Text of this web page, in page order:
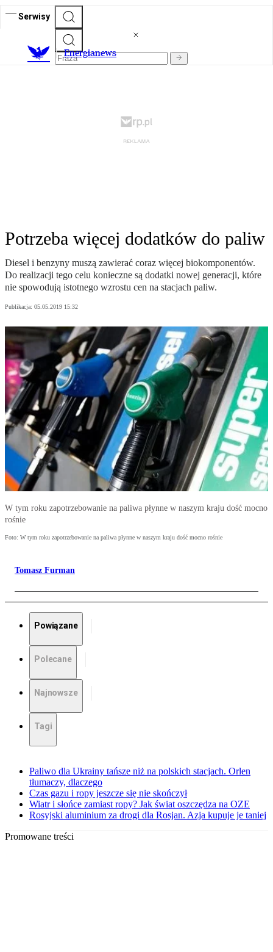
Serwisy
Energianews
Potrzeba więcej dodatków do paliw
Diesel i benzyny muszą zawierać coraz więcej biokomponentów.
Do realizacji tego celu konieczne są dodatki nowej generacji, które
nie spowodują istotnego wzrostu cen na stacjach paliw.
Publikacja: 05.05.2019 15:32
W tym roku zapotrzebowanie na paliwa płynne w naszym kraju dość mocno
rośnie
Foto: W tym roku zapotrzebowanie na paliwa płynne w naszym kraju dość mocno rośnie
Tomasz Furman
Powiązane
Polecane
Najnowsze
Tagi
Paliwo dla Ukrainy tańsze niż na polskich stacjach. Orlen
tłumaczy, dlaczego
Czas gazu i ropy jeszcze się nie skończył
Wiatr i słońce zamiast ropy? Jak świat oszczędza na OZE
Rosyjski aluminium za drogi dla Rosjan. Azja kupuje je taniej
Promowane treści